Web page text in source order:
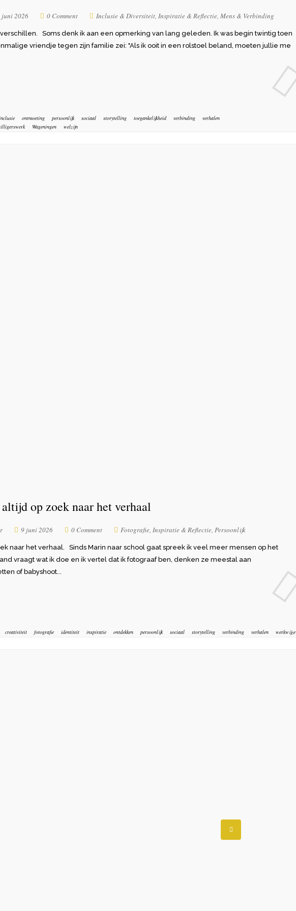
juni 2026 0 Comment Inclusie & Diversiteit, Inspiratie & Reflectie, Mens & Verbinding
Soms denk ik aan een opmerking van lang geleden. Ik was begin twintig toen
vriendje tegen zijn familie zei: "Als ik ooit in een rolstoel beland, moeten jullie me
ontmoeting persoonlijk sociaal storytelling toegankelijkheid verbinding
verhalen
Wageningen welzijn
op zoek naar het verhaal
9 juni 2026 0 Comment Fotografie Inspiratie & Reflectie Persoonlijk
naar het verhaal. Sinds Marin naar school gaat spreek ik veel meer mensen op het
vraagt wat ik doe en ik vertel dat ik fotograaf ben, denken ze meestal aan
of babyshoot...
creativiteit fotografie identiteit inspiratie ontdekken persoonlijk sociaal storytelling verbinding verhalen werkwijze